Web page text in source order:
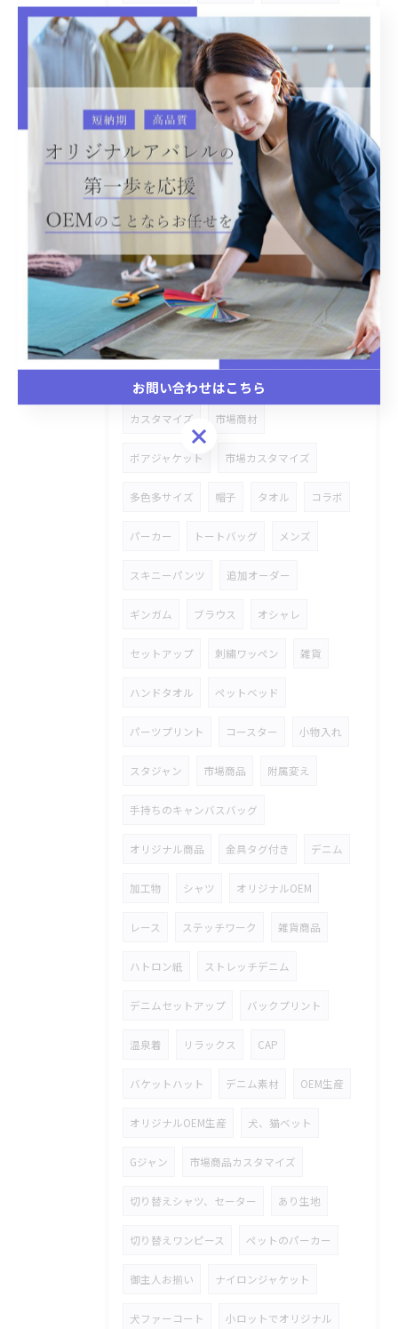
個人 オリジナル
ワンピース タイダイパンツ キャップ
パンツ
アパレルOEM小ロットオリジナル商品生産
Tシャツ オリジナル生産
ブラウス。少ない生産数量。オリジナル、
スカート 合皮ジャケット
インスタグラム コーデユロイジャケット
ファージャケット オーリス バッグ
着物 犬の服 コート
カスタマイズ 市場商材
ボアジャケット 市場カスタマイズ
多色多サイズ 帽子 タオル コラボ
パーカー トートバッグ メンズ
スキニーパンツ 追加オーダー
ギンガム ブラウス オシャレ
セットアップ 刺繍ワッペン 雑貨
ハンドタオル ペットベッド
パーツプリント コースター 小物入れ
スタジャン 市場商品 附属変え
手持ちのキャンバスバッグ
オリジナル商品 金具タグ付き デニム
加工物 シャツ オリジナルOEM
レース ステッチワーク 雑貨商品
ハトロン紙 ストレッチデニム
デニムセットアップ バックプリント
温泉着 リラックス CAP
バケットハット デニム素材 OEM生産
オリジナルOEM生産 犬、猫ベット
Gジャン 市場商品カスタマイズ
切り替えシャツ、セーター あり生地
切り替えワンピース ペットのパーカー
御主人お揃い ナイロンジャケット
犬ファーコート 小ロットでオリジナル
お問い合わせはこちら
お問い合わせはこちら